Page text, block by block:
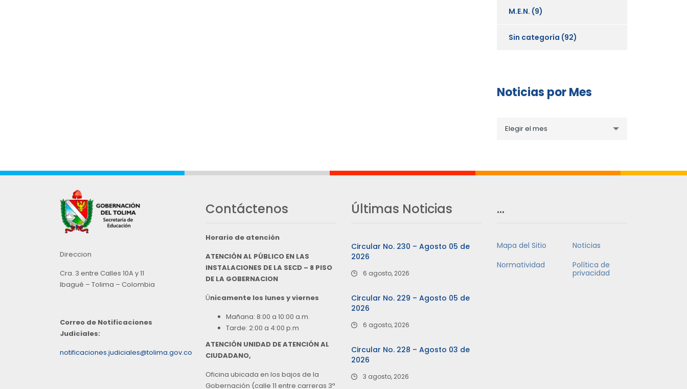
M.E.N. (9)
Sin categoría (92)
Noticias por Mes
porElegir el mes
Direccion
Cra. 3 entre Calles 10A y 11
Ibagué – Tolima – Colombia
Correo de Notificaciones
Judiciales:
notificaciones.judiciales@tolima.gov.co
Contáctenos
Horario de atención
ATENCIÓN AL PÚBLICO EN LAS
INSTALACIONES DE LA SECD – 8 PISO
DE LA GOBERNACION
Únicamente los lunes y viernes
Mañana: 8:00 a 10:00 a.m.
Tarde: 2:00 a 4:00 p.m
ATENCIÓN UNIDAD DE ATENCIÓN AL
CIUDADANO,
Oficina ubicada en los bajos de la
Gobernación (calle 11 entre carreras 3ª
Últimas Noticias
Circular No. 230 – Agosto 05 de
2026
6 agosto, 2026
Circular No. 229 – Agosto 05 de
2026
6 agosto, 2026
Circular No. 228 – Agosto 03 de
2026
3 agosto, 2026
…
Mapa del Sitio
Noticias
Normatividad
Política de
privacidad